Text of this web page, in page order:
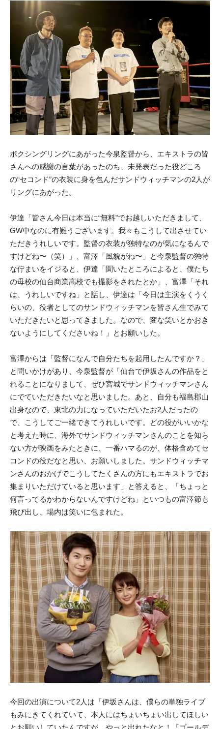
ボクシングリングにあがった今泉監督から、エキストラの皆
さんへの感謝の言葉があったのち、未発表だった役どころ
の“セコンド”の衣装に身を包んだサンドウィッチマンの2人が
リングにあがった。
伊達「皆さん今日は本当に“無料”でお越しいただきまして、
GW中なのに有難うございます。我々もこうして出させてい
ただきうれしいです。監督の衣装が独特なのが気になるんで
すけどね〜（笑）」、富澤「風貌がね〜」と今泉監督の独特
な佇まいをイジると、伊達「聞いたところによると、僕たち
の母校の仙台商業高校でも撮影をされたとか」、富澤「それ
は、うれしいですね」と話し、伊達は「今日は主演をくうく
らいの、役者としてのサンドウィッチマンを皆さん生でみて
いただきたいと思ってきました。なので、変な笑いとかおき
ないようにしてくださいね！」とお願いした。
富澤からは「監督になんで自分たちを起用したんですか？」
と問いかけがあり、今泉監督が「仙台で伊坂さんの作品をと
れることになりまして、ぜひ宮城でサンドウィッチマンさん
にでていただきたいなと思いました。あと、自分も福島郡山
出身なので、東北の力になっていただいたお2人だったの
で、こうしてご一緒できてうれしいです。どの役がいいかな
と考えた時に、海外でサンドウィッチマンさんのことを知ら
ない方が映画をみたときに、一番ハマるのが、体格含めてセ
コンドの役だなと思い、お願いしました。サンドウィッチマ
ンさんのおかげでこうしてたくさんの方にもエキストラでお
集まりいただけていると思います」と答えると、「ちょっと
何言ってるかわからないんですけどね」といつもの富澤節も
飛び出し、場内は笑いに包まれた。
今回の出演について2人は「伊坂さんは、僕らの単独ライブ
もみにきてくれていて、本人にはちょいちょい出してほしい